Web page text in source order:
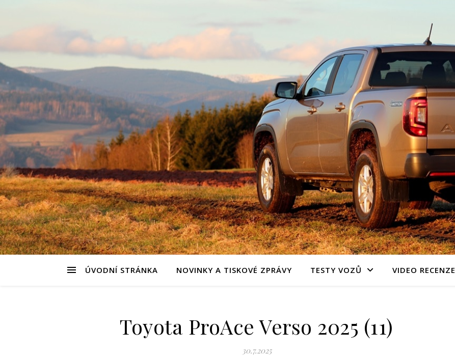
ÚVODNÍ STRÁNKA NOVINKY A TISKOVÉ ZPRÁVY TESTY VOZŮ VIDEO RECENZE
Toyota ProAce Verso 2025 (11)
30.7.2025